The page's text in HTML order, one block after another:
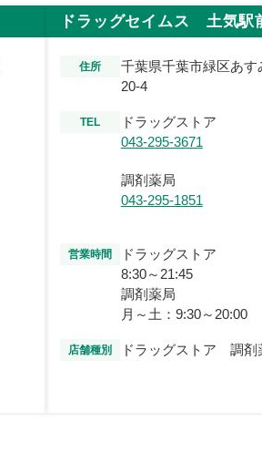
ドラッグセイムス 土気駅
住所
千葉県千葉市緑区あす
20-4
TEL
ドラッグストア
043-295-3671
調剤薬局
043-295-1851
営業時間
ドラッグストア
8:30～21:45
調剤薬局
月～土：9:30～20:00
店舗種別 ドラッグストア 調剤